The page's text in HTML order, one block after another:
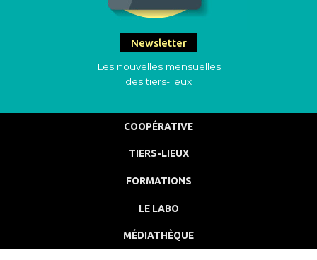
Newsletter
Les nouvelles mensuelles
des tiers-lieux
COOPÉRATIVE
TIERS-LIEUX
FORMATIONS
LE LABO
MÉDIATHÈQUE